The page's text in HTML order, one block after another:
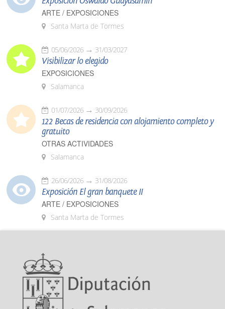
ARTE / EXPOSICIONES
Santa Marta de Tormes
05/06/2026 31/03/2027
Visibilizar lo elegido
EXPOSICIONES
Salamanca
01/07/2026 30/09/2026
122 Becas de residencia con alojamiento completo y
gratuito
OTRAS ACTIVIDADES
Salamanca
26/06/2026 31/08/2026
Exposición El gran banquete II
ARTE / EXPOSICIONES
Santa Marta de Tormes